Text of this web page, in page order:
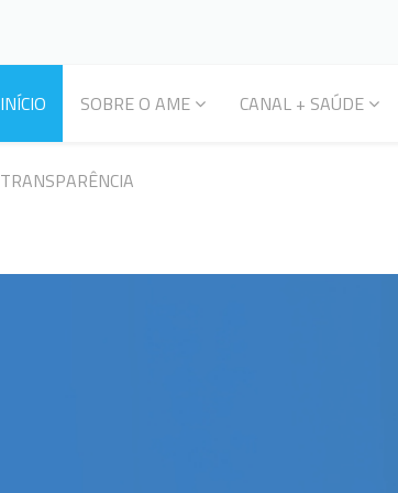
INÍCIO SOBRE O AME CANAL + SAÚDE
TRANSPARÊNCIA